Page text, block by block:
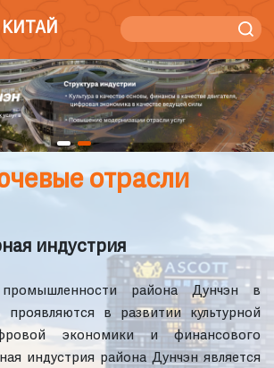
отрасли
индустрия
района Дунчэн в
проявляются в развитии культурной
экономики и финансового
индустрия района Дунчэн является